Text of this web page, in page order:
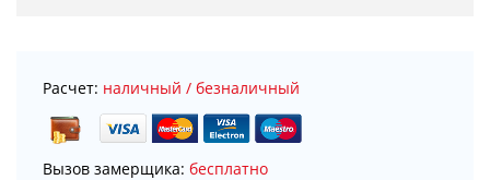
Расчет: наличный / безналичный
Вызов замерщика: бесплатно